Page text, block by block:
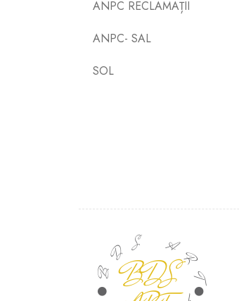
ANPC RECLAMAȚII
ANPC- SAL
SOL